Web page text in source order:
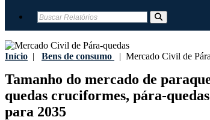
Início | Bens de consumo | Mercado Civil de
Tamanho do mercado de
quedas cruciformes, pára-
para 2035